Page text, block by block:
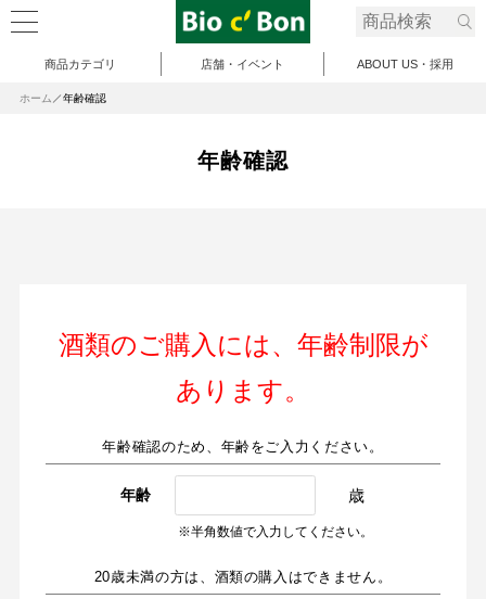
商品カテゴリ 店舗・イベント ABOUT US・採用
ホーム 年齢確認
年齢確認
酒類のご購入には、年齢制限が
あります。
年齢確認のため、年齢をご入力ください。
年齢 歳
※半角数値で入力してください。
20歳未満の方は、酒類の購入はできません。